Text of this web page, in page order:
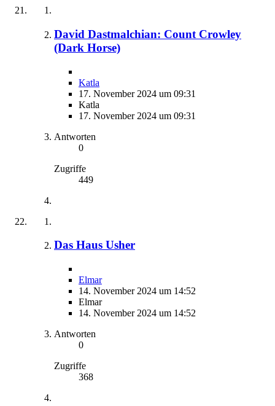
David Dastmalchian: Count Crowley
(Dark Horse)
Katla
17. November 2024 um 09:31
Katla
17. November 2024 um 09:31
Antworten
0
Zugriffe
449
Das Haus Usher
Elmar
14. November 2024 um 14:52
Elmar
14. November 2024 um 14:52
Antworten
0
Zugriffe
368